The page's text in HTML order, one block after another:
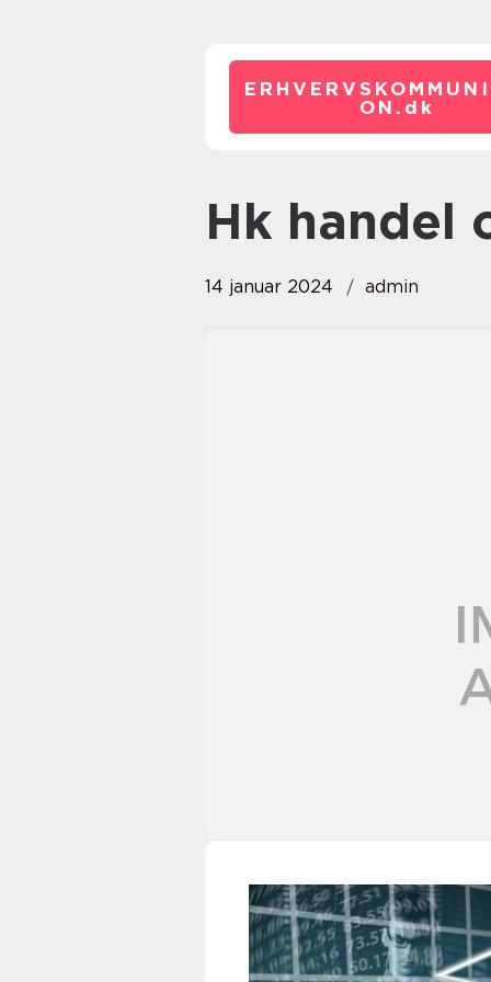
ON. dk
hk
14 januar 2024 admin